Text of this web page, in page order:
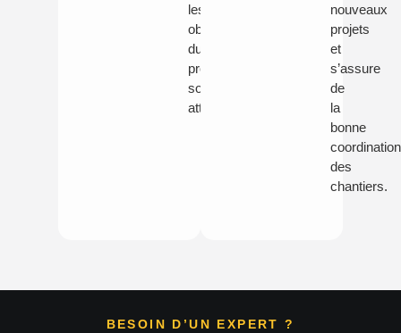
les
objectifs
du
projet
soient
atteints.
nouveaux
projets
et
s’assure
de
la
bonne
coordination
des
chantiers.
BESOIN D’UN EXPERT ?